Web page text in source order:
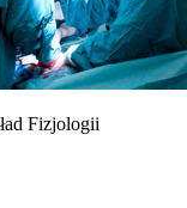
Fizjologii